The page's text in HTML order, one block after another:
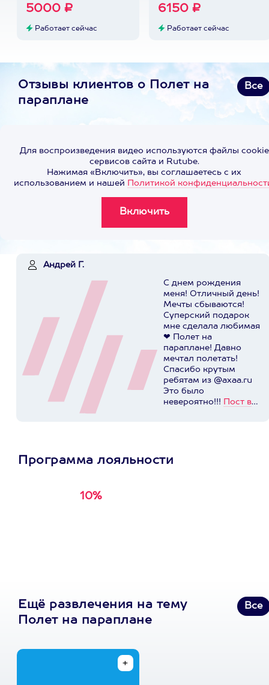
5000 ₽
Работает сейчас
6150 ₽
Работает сейчас
Отзывы клиентов о Полет на
параплане
Все
Для воспроизведения видео используются файлы cookie
сервисов сайта и Rutube.
Нажимая «Включить», вы соглашаетесь с их
использованием и нашей Политикой
Андрей Г.
С днем рождения
меня! Отличный день!
Мечты сбываются!
Суперский подарок
мне сделала любимая
❤ Полет на
параплане! Давно
мечтал полетать!
Спасибо крутым
ребятам из @axaa.ru
Это было
невероятно!!! Пост в
Программа лояльности
10%
Ещё развлечения на тему
Полет на параплане
Все